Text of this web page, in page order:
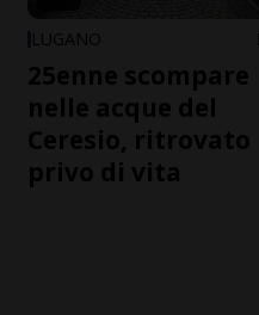
LUGANO
25enne scompare
nelle acque del
Ceresio, ritrovato
privo di vita